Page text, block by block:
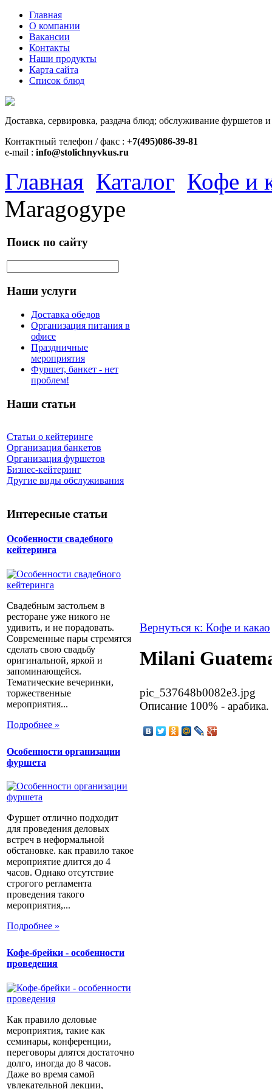
Главная
О компании
Вакансии
Контакты
Наши продукты
Карта сайта
Список блюд
Доставка, сервировка, раздача блюд; обслуживание фуршетов
Контактный телефон / факс : +7(495)086-39-81
e-mail : info@stolichnyvkus.ru
Главная Каталог Кофе и
Maragogype
Поиск по сайту
Наши услуги
Доставка обедов
Организация питания в
офисе
Праздничные
мероприятия
Фуршет, банкет - нет
проблем!
Наши статьи
Статьи о кейтеринге
Организация банкетов
Организация фуршетов
Бизнес-кейтеринг
Другие виды обслуживания
Интересные статьи
Особенности свадебного
кейтеринга
Свадебным застольем в
ресторане уже никого не
удивить, и не порадовать.
Современные пары стремятся
сделать свою свадьбу
оригинальной, яркой и
запоминающейся.
Тематические вечеринки,
торжественные
мероприятия...
Подробнее »
Особенности организации
фуршета
Фуршет отлично подходит
для проведения деловых
встреч в неформальной
обстановке. как правило такое
мероприятие длится до 4
часов. Однако отсутствие
строгого регламента
проведения такого
мероприятия,...
Подробнее »
Кофе-брейки - особенности
проведения
Как правило деловые
мероприятия, такие как
семинары, конференции,
переговоры длятся достаточно
долго, иногда до 8 часов.
Даже во время самой
увлекательной лекции,
Вернуться к: Кофе и какао
Milani
pic_537648b0082e3.jpg
Описание 100% - арабика.